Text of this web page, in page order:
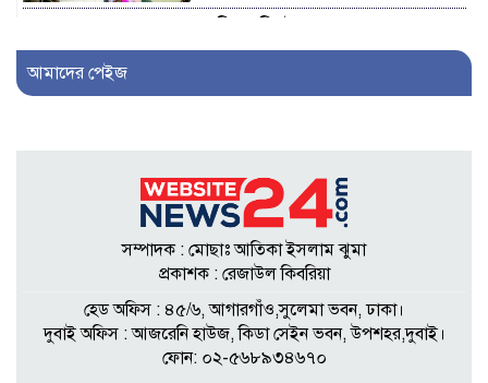
ঘোষণার দাবি, আলোচনায়
সম্পাদককে!
শিকলবাহা জলাবদ্ধতা নিরসনে
মাঠে ইউপি সদস্য নুরুল ইসলাম
৭ প্রতিষ্ঠানে সাত বছর অডিট
আমাদের পেইজ
সম্পাদক : মোছাঃ আতিকা ইসলাম ঝুমা
প্রকাশক : রেজাউল কিবরিয়া
হেড অফিস : ৪৫/৬, আগারগাঁও,সুলেমা ভবন, ঢাকা।
দুবাই অফিস : আজরেনি হাউজ, কিডা সেইন ভবন, উপশহর,দুবাই।
ফোন: ০২-৫৬৮৯৩৪৬৭০